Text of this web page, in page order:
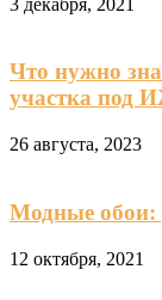
Что нужно
участка под
26 августа, 2023
Модные обои:
12 октября, 2021